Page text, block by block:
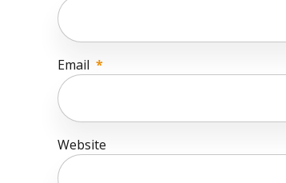
Email *
Website